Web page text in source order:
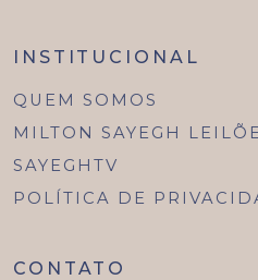
INSTITUCIONAL
QUEM SOMOS
MILTON SAYEGH
SAYEGHTV
POLÍTICA DE
CONTATO